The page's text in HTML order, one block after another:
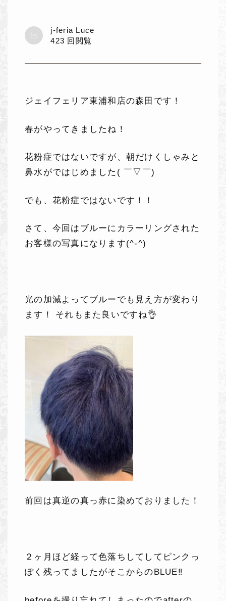
j-feria Luce
423 回閲覧
ジェイフェリア東浦和店の森田です！
春がやってきましたね！
花粉症ではないですが、朝だけくしゃみと
鼻水がではじめました( ￣▽￣)
でも、花粉症ではないです！！
さて、今回はブルーにカラーリングされた
お客様の写真になります(^-^)
光の加減よってブルーでも見え方が変わり
ます！ それもまた良いですね👌
前回は真逆の真っ赤に染めておりました！
２ヶ月ほど経って色落ちしてしてピンクっ
ぽく残ってましたがそこからのBLUE‼️